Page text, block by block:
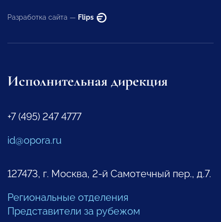
Разработка сайта — Flips
Исполнительная дирекция
+7 (495) 247 4777
id@opora.ru
127473, г. Москва, 2-й Самотечный пер., д.7.
Региональные отделения
Представители за рубежом